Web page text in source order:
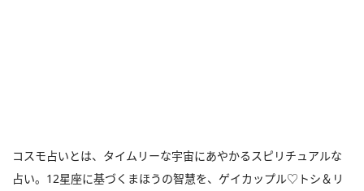
コスモ占いとは、タイムリーな宇宙にあやかるスピリチュアルな
占い。12星座に基づくまほうの智慧を、ゲイカップル♡トシ＆リ